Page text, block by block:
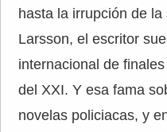
hasta la irrupción de
Larsson, el escritor
internacional de
del XXI. Y esa fama
novelas policiacas, y